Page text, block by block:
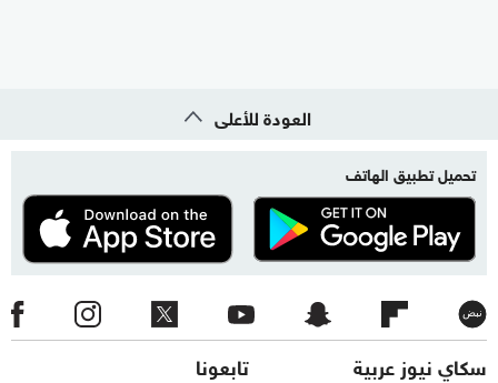
العودة للأعلى
تحميل تطبيق الهاتف
سكاي نيوز عربية تابعونا